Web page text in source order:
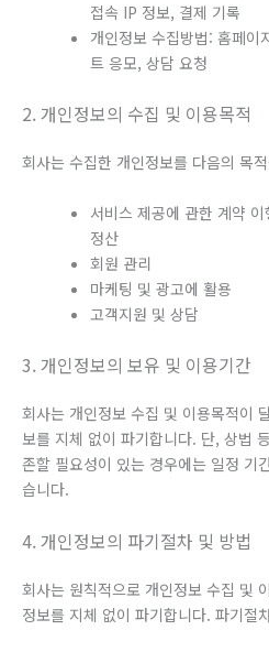
접속 IP 정보, 결제 기록
개인정보 수집방법: 홈페이
트 응모, 상담 요청
2. 개인정보의 수집 및 이용목적
회사는 수집한 개인정보를 다음의 목
서비스 제공에 관한 계약
정산
회원 관리
마케팅 및 광고에 활용
고객지원 및 상담
3. 개인정보의 보유 및 이용기간
회사는 개인정보 수집 및 이용목적이
보를 지체 없이 파기합니다. 단, 상법
존할 필요성이 있는 경우에는 일정 기
습니다.
4. 개인정보의 파기절차 및 방법
회사는 원칙적으로 개인정보 수집 및
정보를 지체 없이 파기합니다. 파기절